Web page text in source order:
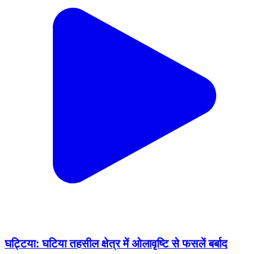
घट्टिया: घटिया तहसील क्षेत्र में ओलावृष्टि से फसलें बर्बाद